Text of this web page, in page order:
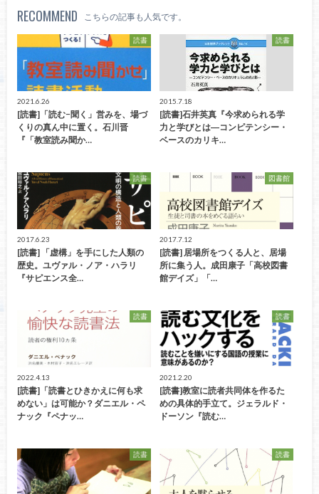
RECOMMEND こちらの記事も人気です。
読書
2021.6.26
[読書]「読む−聞く」営みを、場づ
くりの真ん中に置く。石川晋
『「教室読み聞か…
読書
2015.7.18
[読書]石井英真『今求められる学
力と学びとは―コンピテンシー・
ベースのカリキ…
読書
2017.6.23
[読書] 「虚構」を手にした人類の
歴史。ユヴァル・ノア・ハラリ
『サピエンス全…
図書館
2017.7.12
[読書] 居場所をつくる人と、居場
所に集う人。成田康子「高校図書
館デイズ」「…
読書
2022.4.13
[読書]「読書とひきかえに何も求
めない」は可能か？ダニエル・ペ
ナック『ペナッ…
読書
2021.2.20
[読書]教室に読者共同体を作るた
めの具体的手立て。ジェラルド・
ドーソン『読む…
読書 読書